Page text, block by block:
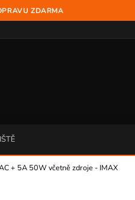
ZDARMA
+ 5A 50W včetně zdroje - IMAX